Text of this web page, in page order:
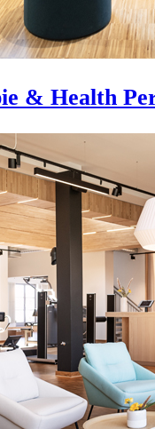
& Health